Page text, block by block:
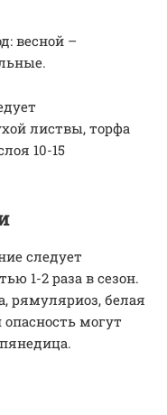
весной –
листвы, торфа
10-15
следует
1-2 раза в сезон.
рямуляриоз, белая
могут